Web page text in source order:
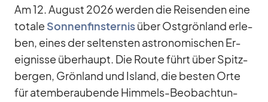
Am 12. Au­gust 2026 wer­den die Rei­sen­den eine
to­tale Son­nen­fins­ter­nisüber Ost­grön­land er­le­
ben, ei­nes der sel­tens­ten as­tro­no­mi­schen Er­
eig­nisse über­haupt. Die Route führt über Spitz­
ber­gen, Grön­land und Is­land, die bes­ten Orte
für atem­be­rau­bende Him­mels-Be­ob­ach­tun­